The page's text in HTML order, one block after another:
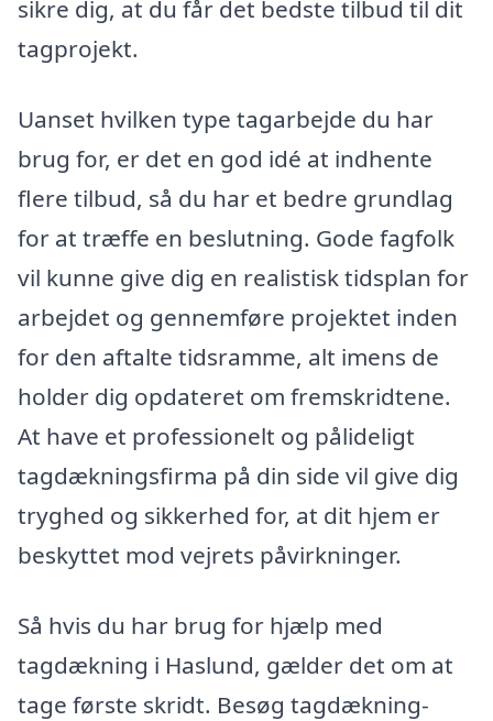
sikre dig, at du får det bedste tilbud til dit
tagprojekt.
Uanset hvilken type tagarbejde du har
brug for, er det en god idé at indhente
flere tilbud, så du har et bedre grundlag
for at træffe en beslutning. Gode fagfolk
vil kunne give dig en realistisk tidsplan for
arbejdet og gennemføre projektet inden
for den aftalte tidsramme, alt imens de
holder dig opdateret om fremskridtene.
At have et professionelt og pålideligt
tagdækningsfirma på din side vil give dig
tryghed og sikkerhed for, at dit hjem er
beskyttet mod vejrets påvirkninger.
Så hvis du har brug for hjælp med
tagdækning i Haslund, gælder det om at
tage første skridt. Besøg tagdækning-